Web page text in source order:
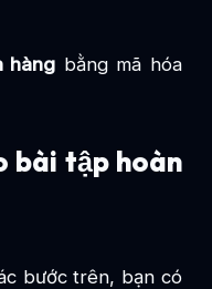
hàng bằng mã hóa
bài tập hoàn
bước trên, bạn có